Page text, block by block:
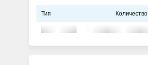
Тип Количество